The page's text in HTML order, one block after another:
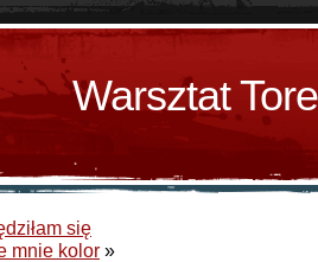
Warsztat
się
mnie kolor »